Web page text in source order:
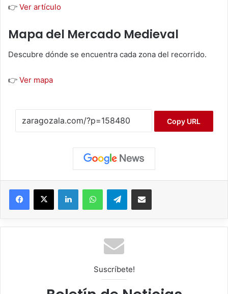
👉 Ver artículo
Mapa del Mercado Medieval
Descubre dónde se encuentra cada zona del recorrido.
👉 Ver mapa
Copy URL
Telegram
Suscríbete!